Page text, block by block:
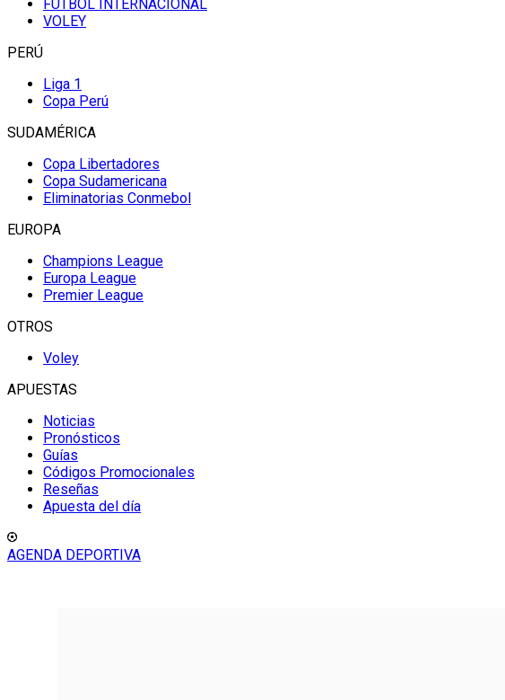
FUTBOL INTERNACIONAL
VOLEY
PERÚ
Liga 1
Copa Perú
SUDAMÉRICA
Copa Libertadores
Copa Sudamericana
Eliminatorias Conmebol
EUROPA
Champions League
Europa League
Premier League
OTROS
Voley
APUESTAS
Noticias
Pronósticos
Guías
Códigos Promocionales
Reseñas
Apuesta del día
AGENDA DEPORTIVA